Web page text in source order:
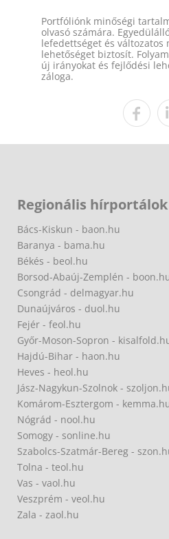
Portfóliónk minőségi
olvasó számára.
lefedettséget és változatos
lehetőséget biztosít.
új irányokat és fejlődési
záloga.
Regionális hírportálok
Bács-Kiskun - baon.hu
Baranya - bama.hu
Békés - beol.hu
Borsod-Abaúj-Zemplén -
Csongrád - delmagyar.hu
Dunaújváros - duol.hu
Fejér - feol.hu
Győr-Moson-Sopron -
Hajdú-Bihar - haon.hu
Heves - heol.hu
Jász-Nagykun-Szolnok -
Komárom-Esztergom -
Nógrád - nool.hu
Somogy - sonline.hu
Szabolcs-Szatmár-Bereg -
Tolna - teol.hu
Vas - vaol.hu
Veszprém - veol.hu
Zala - zaol.hu